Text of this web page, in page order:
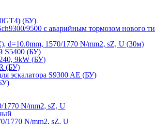
(БУ)
9500 с аварийным тормозом нового
d=10.0mm, 1570/1770 N/mm2, sZ, U (30м)
S5400 (БУ)
9kW (БУ)
(БУ)
эскалатора S9300 AE (БУ)
1770 N/mm2, sZ, U
1770 N/mm2, sZ, U